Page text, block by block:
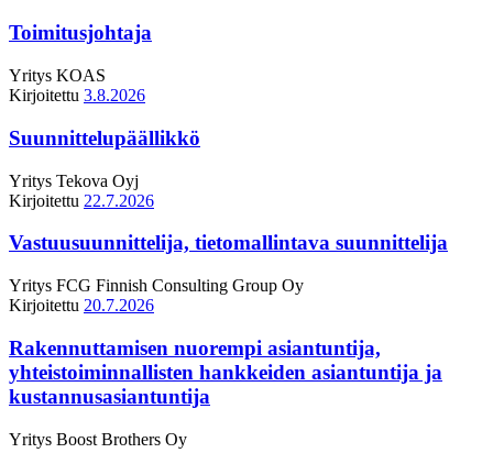
Toimitusjohtaja
Yritys KOAS
Kirjoitettu 3.8.2026
Suunnittelupäällikkö
Yritys Tekova Oyj
Kirjoitettu 22.7.2026
Vastuusuunnittelija, tietomallintava suunnittelija
Yritys FCG Finnish Consulting Group Oy
Kirjoitettu 20.7.2026
Rakennuttamisen nuorempi asiantuntija,
yhteistoiminnallisten hankkeiden asiantuntija ja
kustannusasiantuntija
Yritys Boost Brothers Oy